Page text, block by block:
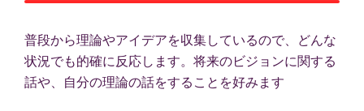
普段から理論やアイデアを収集しているので、どんな
状況でも的確に反応します。将来のビジョンに関する
話や、自分の理論の話をすることを好みます